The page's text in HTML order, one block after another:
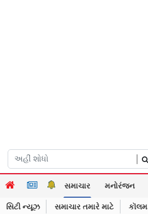
સમાચાર મનોરંજન
સિટી ન્યૂઝ સમાચાર તમારે માટે કૉલમ